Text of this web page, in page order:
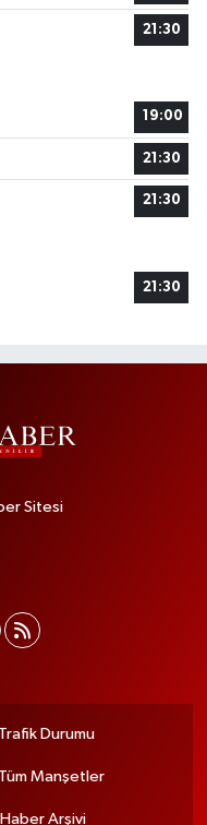
21:30
19:00
21:30
21:30
21:30
Sitesi
Trafik Durumu
Tüm Manşetler
Haber Arşivi